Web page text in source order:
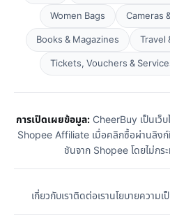
Women Bags
Cameras
Books & Magazines
Travel
Tickets, Vouchers &
การเปิดเผยข้อมูล:CheerBuy เป็นเว็บ
Shopee Affiliate เมื่อคลิกซื้อผ่านลิงก์
ชันจาก Shopee โดยไม่ก
เกี่ยวกับเราติดต่อเรานโยบายความเ